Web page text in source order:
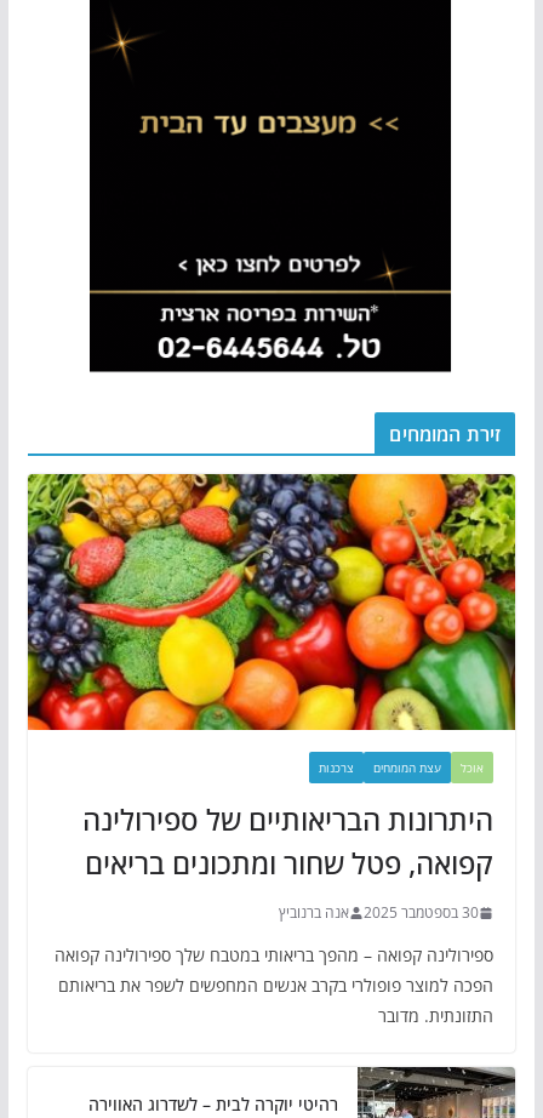
זירת המומחים
אוכל עצת המומחים צרכנות
היתרונות הבריאותיים של ספירולינה
קפואה, פטל שחור ומתכונים בריאים
30 בספטמבר 2025 אנה ברנוביץ
ספירולינה קפואה – מהפך בריאותי במטבח שלך ספירולינה קפואה
הפכה למוצר פופולרי בקרב אנשים המחפשים לשפר את בריאותם
התזונתית. מדובר
רהיטי יוקרה לבית – לשדרוג האווירה